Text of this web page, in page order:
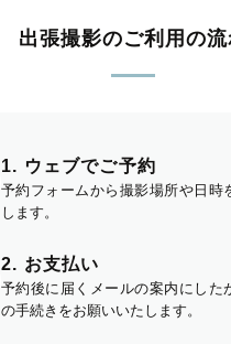
出張撮影のご利用の流
1. ウェブでご予約
予約フォームから撮影場所や日時
します。
2. お支払い
予約後に届くメールの案内にした
の手続きをお願いいたします。